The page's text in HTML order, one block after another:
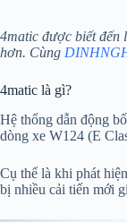
4matic được biết đến
hơn. Cùng
4matic là gì?
Hệ thống dẫn động
dòng xe W124 (E
Cụ thể là khi phát
bị nhiều cải tiến mới